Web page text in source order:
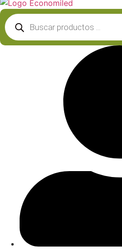
Búsqueda
de
productos